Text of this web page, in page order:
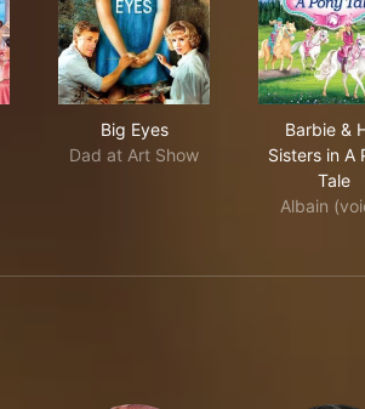
Big Eyes
Dad at Art Show
Barbie &
Sisters in A
Tale
Albain